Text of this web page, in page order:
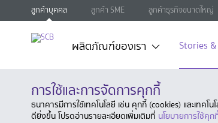
ลูกค้าบุคคล ลูกค้า SME ลูกค้าธุรกิจขนาดใหญ่
ผลิตภัณฑ์ของเรา Stories
การใช้และการจัดการคุกกี้
ธนาคารมีการใช้เทคโนโลยี เช่น คุกกี้ (cookies) และเทค
ดียิ่งขึ้น โปรดอ่านรายละเอียดเพิ่มเติมที่ นโยบายการใช้คุ